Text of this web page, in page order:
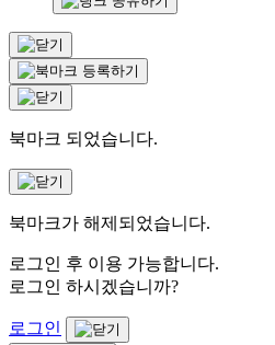
북마크 되었습니다.
북마크가 해제되었습니다.
로그인 후 이용 가능합니다.
로그인 하시겠습니까?
로그인